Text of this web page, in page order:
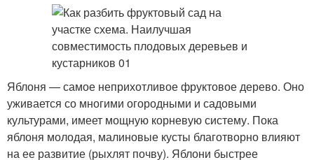
Яблоня — самое неприхотливое фруктовое дерево. Оно
уживается со многими огородными и садовыми
культурами, имеет мощную корневую систему. Пока
яблоня молодая, малиновые кусты благотворно влияют
на ее развитие (рыхлят почву). Яблони быстрее